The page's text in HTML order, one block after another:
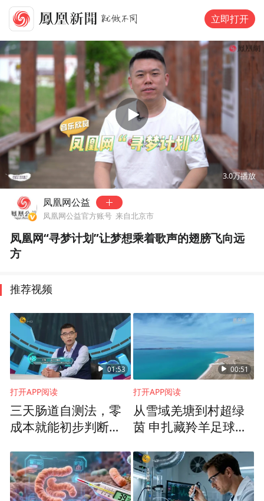
立即打开
00:00 01:19
3.0万播放
凤凰网公益
凤凰网公益官方账号 来自北京市
凤凰网“寻梦计划”让梦想乘着歌声的翅膀飞向远
方
推荐视频
01:53
打开APP阅读
三天肠道自测法，零
成本就能初步判断肠
00:51
打开APP阅读
从雪域羌塘到村超绿
茵 申扎藏羚羊足球队